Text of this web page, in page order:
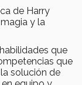
de Harry
y la
que
que
solución de